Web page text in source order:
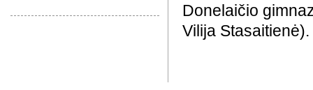
Donelaičio
Vilija Stasaitienė).